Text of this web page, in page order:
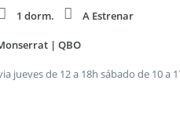
1 dorm. A Estrenar
| QBO